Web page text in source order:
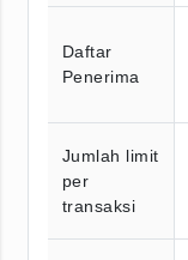
Daftar
Penerima
Jumlah limit
per
transaksi